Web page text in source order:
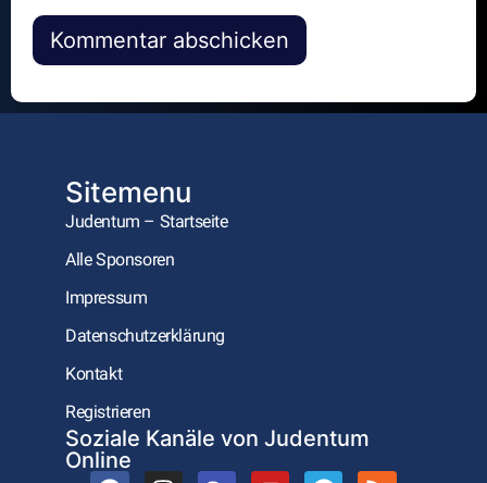
Alternative:
Sitemenu
Judentum – Startseite
Alle Sponsoren
Impressum
Datenschutzerklärung
Kontakt
Registrieren
Soziale Kanäle von Judentum
Online